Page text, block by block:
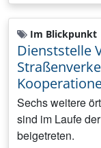
Im Blickpunkt
Dienststelle
Sechs weitere
sind im Laufe
beigetreten.